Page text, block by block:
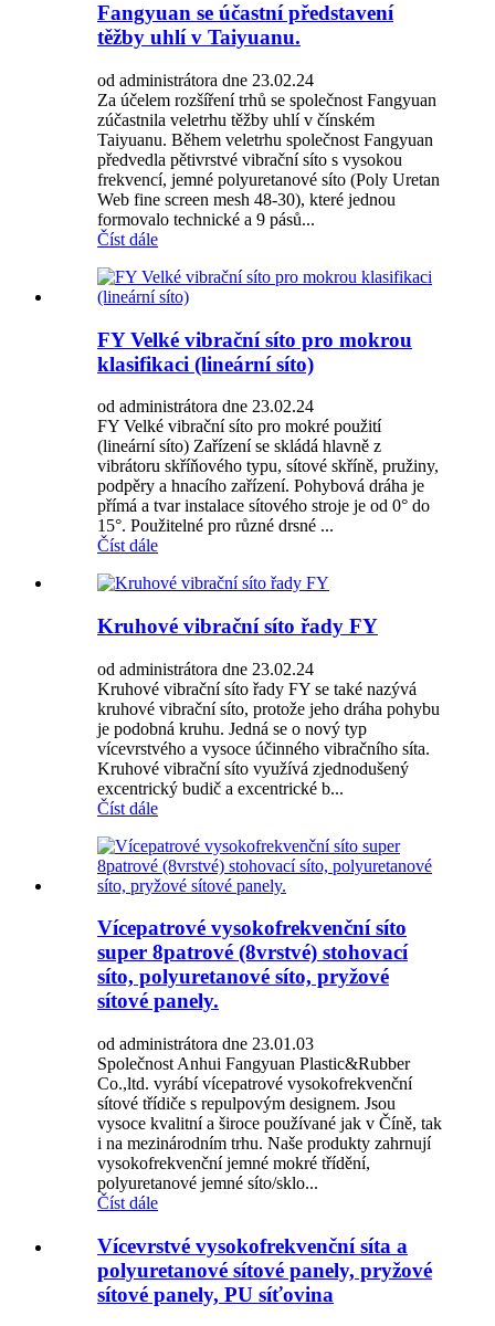
Fangyuan se účastní představení
těžby uhlí v Taiyuanu.
od administrátora dne 23.02.24
Za účelem rozšíření trhů se společnost Fangyuan
zúčastnila veletrhu těžby uhlí v čínském
Taiyuanu. Během veletrhu společnost Fangyuan
předvedla pětivrstvé vibrační síto s vysokou
frekvencí, jemné polyuretanové síto (Poly Uretan
Web fine screen mesh 48-30), které jednou
formovalo technické a 9 pásů...
Číst dále
FY Velké vibrační síto pro mokrou
klasifikaci (lineární síto)
od administrátora dne 23.02.24
FY Velké vibrační síto pro mokré použití
(lineární síto) Zařízení se skládá hlavně z
vibrátoru skříňového typu, sítové skříně, pružiny,
podpěry a hnacího zařízení. Pohybová dráha je
přímá a tvar instalace sítového stroje je od 0° do
15°. Použitelné pro různé drsné ...
Číst dále
Kruhové vibrační síto řady FY
od administrátora dne 23.02.24
Kruhové vibrační síto řady FY se také nazývá
kruhové vibrační síto, protože jeho dráha pohybu
je podobná kruhu. Jedná se o nový typ
vícevrstvého a vysoce účinného vibračního síta.
Kruhové vibrační síto využívá zjednodušený
excentrický budič a excentrické b...
Číst dále
Vícepatrové vysokofrekvenční síto
super 8patrové (8vrstvé) stohovací
síto, polyuretanové síto, pryžové
sítové panely.
od administrátora dne 23.01.03
Společnost Anhui Fangyuan Plastic&Rubber
Co.,ltd. vyrábí vícepatrové vysokofrekvenční
sítové třídiče s repulpovým designem. Jsou
vysoce kvalitní a široce používané jak v Číně, tak
i na mezinárodním trhu. Naše produkty zahrnují
vysokofrekvenční jemné mokré třídění,
polyuretanové jemné síto/sklo...
Číst dále
Vícevrstvé vysokofrekvenční síta a
polyuretanové sítové panely, pryžové
sítové panely, PU síťovina